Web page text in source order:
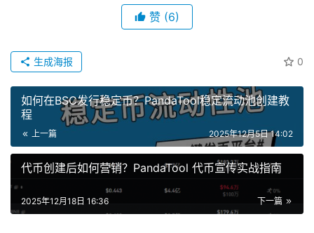
赞 (6)
0
生成海报
如何在BSC发行稳定币？PandaTool稳定流动池创建教
程
上一篇 2025年12月5日 14:02
代币创建后如何营销？PandaTool 代币宣传实战指南
下一篇
2025年12月18日 16:36